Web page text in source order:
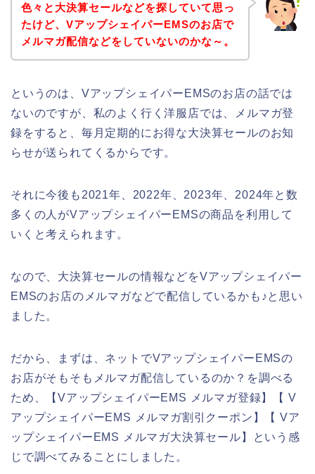
色々と大決算セールなどを探していて思っ
たけど、VアップシェイパーEMSのお店で
メルマガ配信などをしていないのかな～。
というのは、VアップシェイパーEMSのお店の話では
ないのですが、私のよく行く洋服店では、メルマガ登
録をすると、毎月定期的にお得な大決算セールのお知
らせが送られてくるからです。
それに今後も2021年、2022年、2023年、2024年と数
多くの人がVアップシェイパーEMSの商品を利用して
いくと考えられます。
なので、大決算セールの情報などをVアップシェイパー
EMSのお店のメルマガなどで配信しているかも♪と思い
ました。
だから、まずは、ネットでVアップシェイパーEMSの
お店がそもそもメルマガ配信しているのか？を調べる
ため、【VアップシェイパーEMS メルマガ登録】【 V
アップシェイパーEMS メルマガ割引クーポン】【 Vア
ップシェイパーEMS メルマガ大決算セール】という感
じで調べてみることにしました。